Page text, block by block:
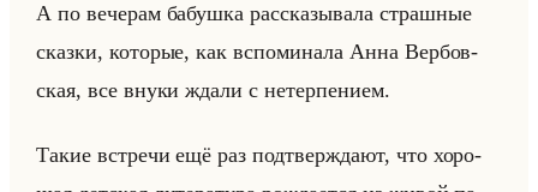
А по ве­че­рам ба­буш­ка рас­ска­зы­ва­ла страш­ные
сказ­ки, ко­то­рые, как вспо­ми­на­ла Анна Вер­бов­
ская, все внуки ждали с нетер­пе­ни­ем.
Такие встре­чи ещё раз под­твер­жда­ют, что хо­ро­